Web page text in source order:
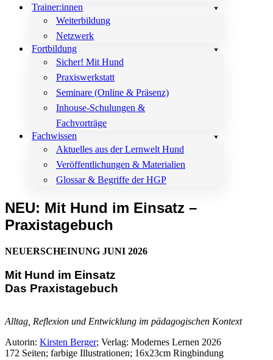
Trainer:innen
Weiterbildung
Netzwerk
Fortbildung
Sicher! Mit Hund
Praxiswerkstatt
Seminare (Online & Präsenz)
Inhouse-Schulungen &
Fachvorträge
Fachwissen
Aktuelles aus der Lernwelt Hund
Veröffentlichungen & Materialien
Glossar & Begriffe der HGP
NEU: Mit Hund im Einsatz –
Praxistagebuch
NEUERSCHEINUNG JUNI 2026
Mit Hund im Einsatz
Das Praxistagebuch
Alltag, Reflexion und Entwicklung im pädagogischen Kontext
Autorin: Kirsten Berger; Verlag: Modernes Lernen 2026
172 Seiten; farbige Illustrationen; 16x23cm Ringbindung